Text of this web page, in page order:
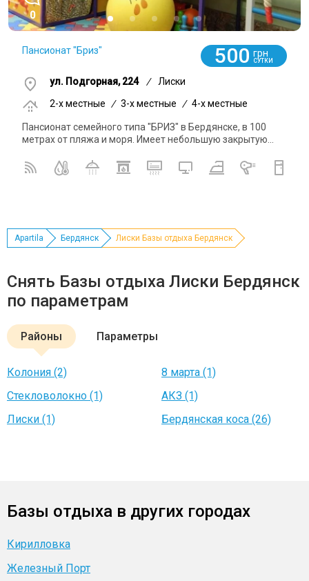
0
Пансионат "Бриз" 500 грн
СУТКИ
ул. Подгорная, 224 /
Лиски
2-x местные
/ 3-x местные / 4-x местные
Пансионат семейного типа "БРИЗ" в Бердянске, в 100
метрах от пляжа и моря. Имеет небольшую закрытую...
Apartila Бердянск Лиски Базы отдыха Бердянск
Снять Базы отдыха Лиски Бердянск
по параметрам
Районы Параметры
Колония (2)
8 марта (1)
Стекловолокно (1)
АКЗ (1)
Лиски (1)
Бердянская коса (26)
Базы отдыха в других городах
Кирилловка
Железный Порт